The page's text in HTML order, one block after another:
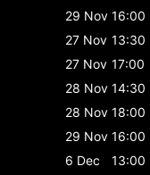
29 Nov 16:00
27 Nov 13:30
27 Nov 17:00
28 Nov 14:30
28 Nov 18:00
29 Nov 16:00
6 Dec
13:00